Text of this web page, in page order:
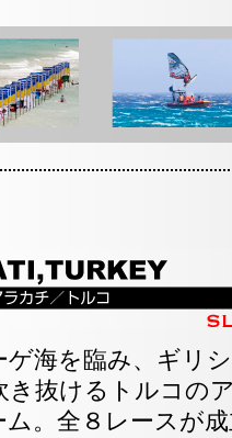
海を臨み、ギリ
き抜けるトルコの
。全８レースが